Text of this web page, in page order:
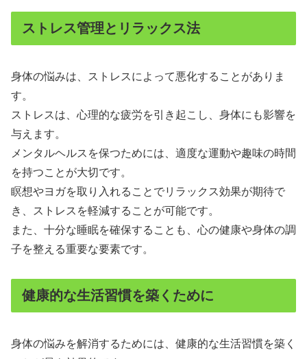
ストレス管理とリラックス法
身体の悩みは、ストレスによって悪化することがありま
す。
ストレスは、心理的な疲労を引き起こし、身体にも影響を
与えます。
メンタルヘルスを保つためには、適度な運動や趣味の時間
を持つことが大切です。
瞑想やヨガを取り入れることでリラックス効果が期待で
き、ストレスを軽減することが可能です。
また、十分な睡眠を確保することも、心の健康や身体の調
子を整える重要な要素です。
健康的な生活習慣を築くために
身体の悩みを解消するためには、健康的な生活習慣を築く